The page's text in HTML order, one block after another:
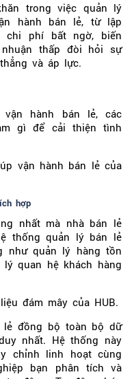
trong việc quản lý
hành bán lẻ, từ lập
chi phí bất ngờ, biến
thấp đòi hỏi sự
và áp lực.
hành bán lẻ, các
gì để cải thiện tình
vận hành bán lẻ của
hợp
nhất mà nhà bán lẻ
thống quản lý bán lẻ
như quản lý hàng tồn
lý quan hệ khách hàng
đám mây của HUB.
lẻ đồng bộ toàn bộ dữ
nhất. Hệ thống này
chỉnh linh hoạt cùng
bạn phân tích và